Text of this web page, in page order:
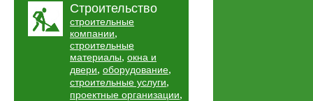
Строительство
строительные
компании,
строительные
материалы, окна и
двери, оборудование,
строительные услуги,
проектные организации,